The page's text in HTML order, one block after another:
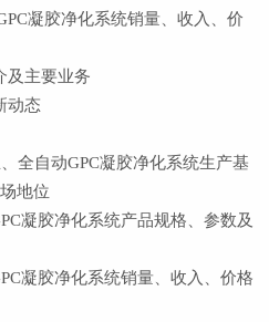
凝胶净化系统销量、收入、价
主要业务
动态
自动GPC凝胶净化系统生产基
地位
凝胶净化系统产品规格、参数及
凝胶净化系统销量、收入、价格